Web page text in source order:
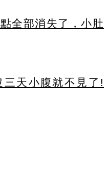
全部消失了，小肚
天小腹就不見了!